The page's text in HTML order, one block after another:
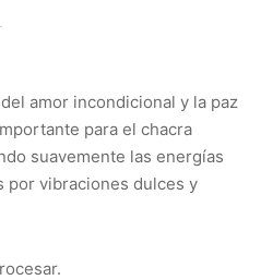
amor incondicional y la paz
para el chacra
suavemente las energías
por vibraciones dulces y